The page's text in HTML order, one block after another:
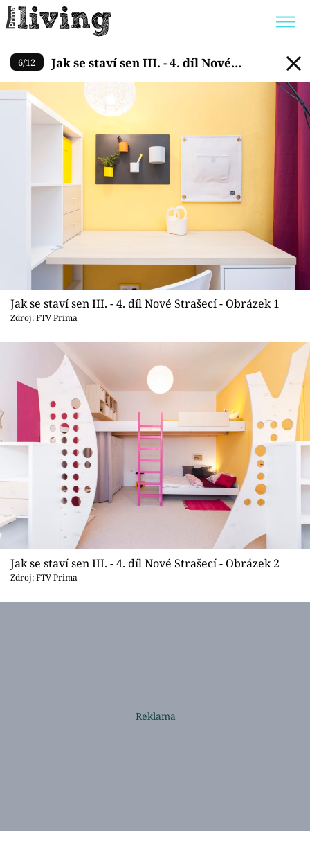
Trendy: JAK UŠETŘIT
POKOJOVÉ KVĚTINY
BYDLENÍ SLAVNÝCH
ZAHRADA
Témata
Bydlení
Zahrada
Sledujte prima+
Přihlášení
Sledujte nás
Jak se staví sen III. - 4. díl
6/12
Jak se staví sen III. - 4. díl Nové
Strašecí
Jak se staví sen III. - 4. díl Nové Strašecí - Obrázek 1
Zdroj: FTV Prima
Jak se staví sen III. - 4. díl Nové Strašecí - Obrázek 2
Zdroj: FTV Prima